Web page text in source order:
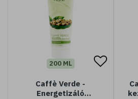
200 ML
Caffè Verde -
Energetizáló